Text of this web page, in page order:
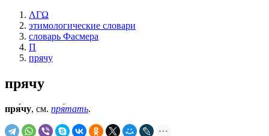
ΛΓΩ
этимологические словари
словарь Фасмера
П
прячу
прячу
пря́чу, см. пря́тать.